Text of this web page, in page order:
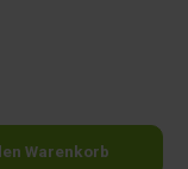
die Schaltflächen um die
Warenkorb